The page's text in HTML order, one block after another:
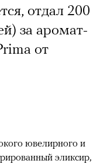
отдал 200
за аромат-
от
ювелирного и
эликсир,